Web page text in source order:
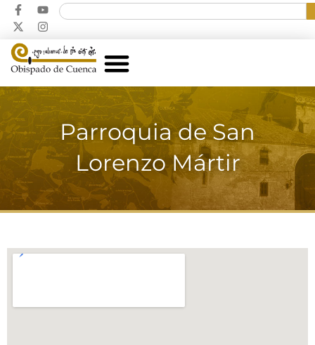
Parroquia de San
Lorenzo Mártir